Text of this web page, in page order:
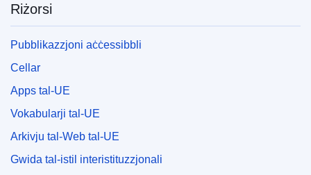
Riżorsi
Pubblikazzjoni aċċessibbli
Cellar
Apps tal-UE
Vokabularji tal-UE
Arkivju tal-Web tal-UE
Gwida tal-istil interistituzzjonali